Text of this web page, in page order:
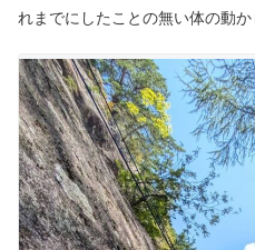
れまでにしたことの無い体の動か